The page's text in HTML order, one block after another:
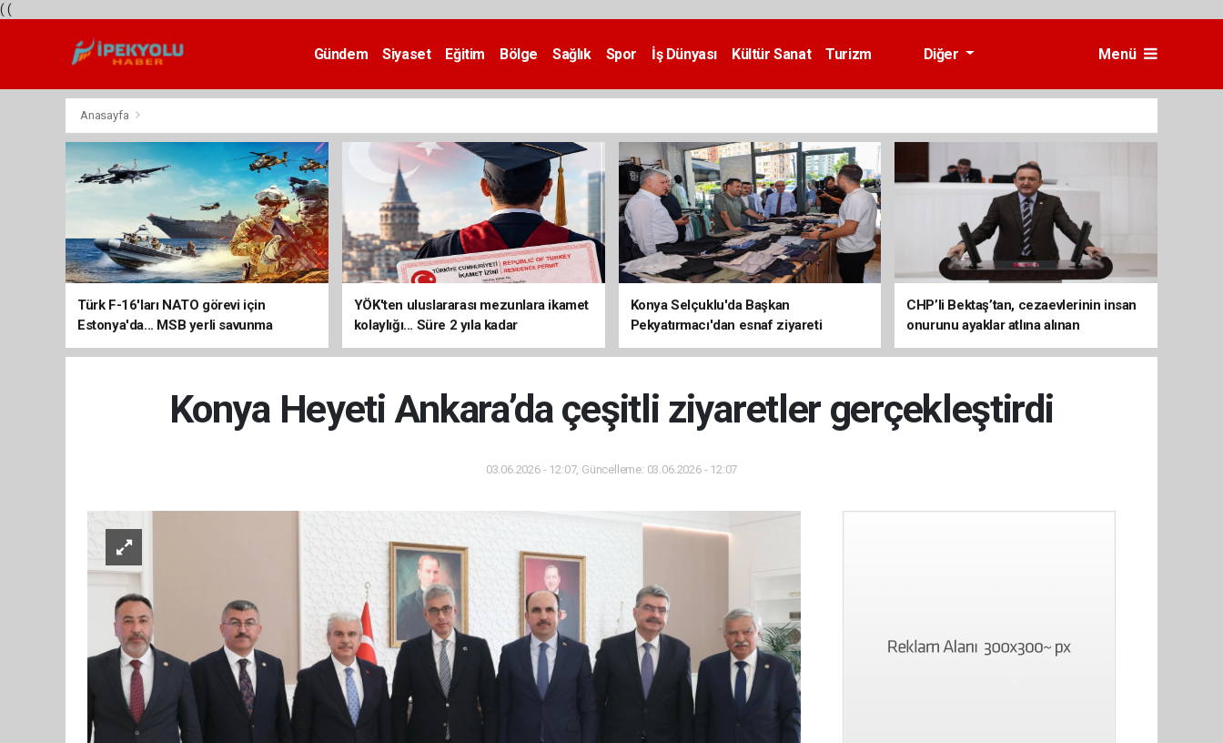
( (
Gündem Siyaset Eğitim Bölge Sağlık Spor İş Dünyası Kültür Sanat
Turizm
Diğer Menü
Anasayfa
Türk F-16'ları NATO görevi için
Estonya'da... MSB yerli savunma
sistemleriyle güçleniyor
YÖK'ten uluslararası mezunlara ikamet
kolaylığı... Süre 2 yıla kadar
uzatılabilecek
Konya Selçuklu'da Başkan
Pekyatırmacı'dan esnaf ziyareti
CHP’li Bektaş’tan, cezaevlerinin insan
onurunu ayaklar atlına alınan
mekânlara dönüşmesine tepki
Konya Heyeti Ankara’da çeşitli ziyaretler gerçekleştirdi
03.06.2026 - 12:07, Güncelleme: 03.06.2026 - 12:07